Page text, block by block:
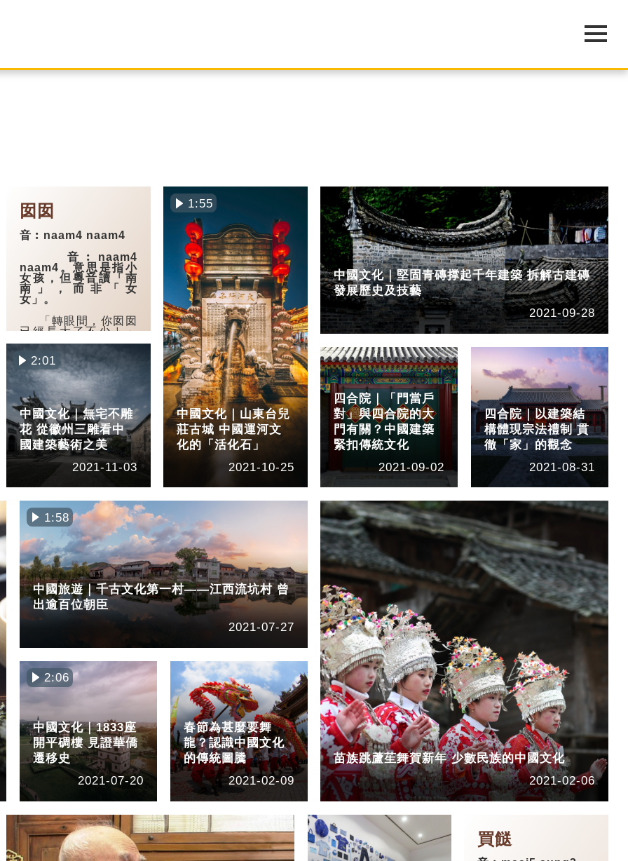
囡囡
音︰naam4 naam4
音︰naam4
naam4。意思是指小
女孩，但粵音讀「南
南」，而非「女
女」。
「轉眼間，你囡囡
已經長大了不少﹗」
指小女孩已經長大成
人，婷婷玉立。
囡字從女及口，
本義為小女孩。囡字
屬於方言字，蘇滬方
言稱小女孩作囡，一
般指6-9歲的小姑娘，
類似我們常說的寶
貝。粵語稱呼小女孩
也有「囡囡」之說。
粵語「囡」應與
「南」、「男」等字
清．王應奎《柳南
隨...
2:01
中國文化｜無宅不雕
花 從徽州三雕看中
國建築藝術之美
2021-11-03
1:55
中國文化｜山東台兒
莊古城 中國運河文
化的「活化石」
2021-10-25
中國文化｜堅固青磚撑起千年建築 拆解古建磚
發展歷史及技藝
2021-09-28
四合院｜「門當戶
對」與四合院的大
門有關？中國建築
緊扣傳統文化
2021-09-02
四合院｜以建築結
構體現宗法禮制 貫
徹「家」的觀念
2021-08-31
1:58
中國旅遊｜千古文化第一村——江西流坑村 曾
出逾百位朝臣
2021-07-27
2:06
中國文化｜1833座
開平碉樓 見證華僑
遷移史
2021-07-20
春節為甚麼要舞
龍？認識中國文化
的傳統圖騰
2021-02-09
苗族跳蘆苼舞賀新年 少數民族的中國文化
2021-02-06
買餸